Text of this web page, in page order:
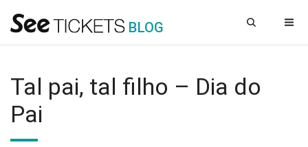
BLOG
Tal pai, tal filho – Dia do
Pai